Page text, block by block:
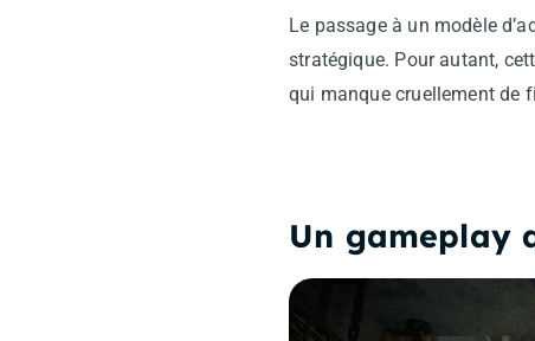
Le passage à un modèle
stratégique. Pour autant,
qui manque cruellement de
Un gameplay